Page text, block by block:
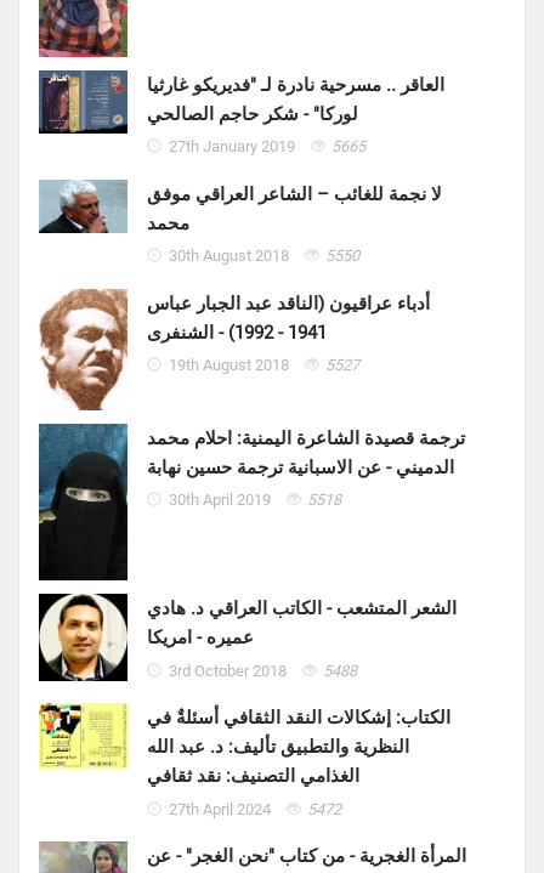
العاقر .. مسرحية نادرة لـ "فديريكو غارثيا
لوركا" - شكر حاجم الصالحي
27th January 2019 5665
لا نجمة للغائب – الشاعر العراقي موفق
محمد
30th August 2018 5550
أدباء عراقيون (الناقد عبد الجبار عباس
1941 - 1992) - الشنفرى
19th August 2018 5527
ترجمة قصيدة الشاعرة اليمنية: احلام محمد
الدميني - عن الاسبانية ترجمة حسين نهابة
30th April 2019 5518
الشعر المتشعب - الكاتب العراقي د. هادي
عميره - امريكا
3rd October 2018 5488
الكتاب: إشكالات النقد الثقافي أسئلةٌ في
النظرية والتطبيق تأليف: د. عبد الله
الغذامي التصنيف: نقد ثقافي
27th April 2024 5472
المرأة الغجرية - من كتاب "نحن الغجر" - عن